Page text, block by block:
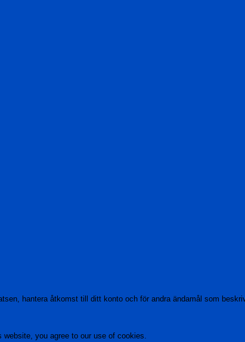
hantera åtkomst till ditt konto och för andra ändamål som
you agree to our use of cookies.